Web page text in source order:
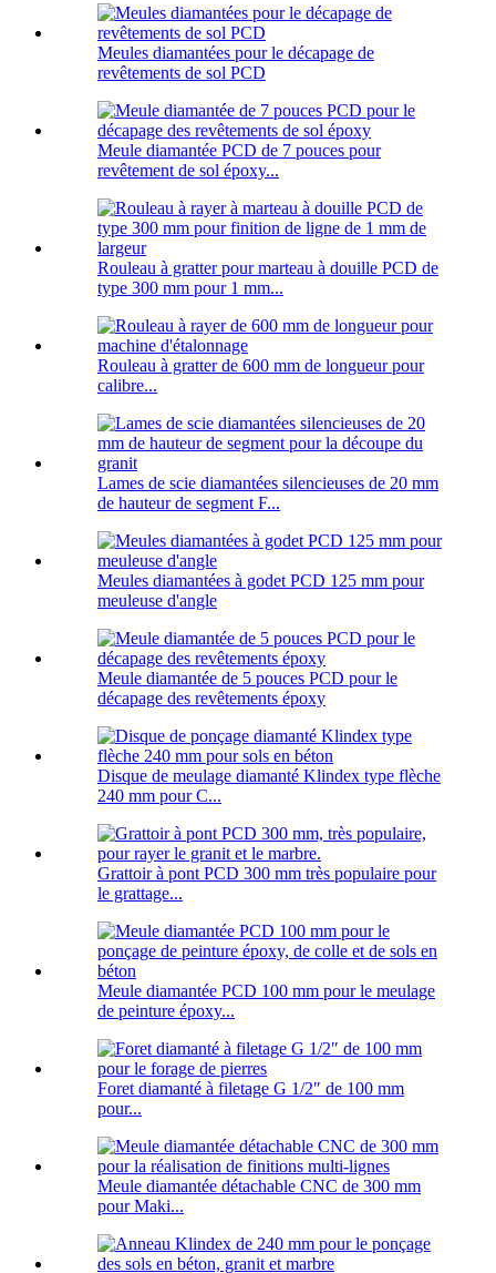
Meules diamantées pour le décapage de
revêtements de sol PCD
Meule diamantée PCD de 7 pouces pour
revêtement de sol époxy...
Rouleau à gratter pour marteau à douille PCD de
type 300 mm pour 1 mm...
Rouleau à gratter de 600 mm de longueur pour
calibre...
Lames de scie diamantées silencieuses de 20 mm
de hauteur de segment F...
Meules diamantées à godet PCD 125 mm pour
meuleuse d'angle
Meule diamantée de 5 pouces PCD pour le
décapage des revêtements époxy
Disque de meulage diamanté Klindex type flèche
240 mm pour C...
Grattoir à pont PCD 300 mm très populaire pour
le grattage...
Meule diamantée PCD 100 mm pour le meulage
de peinture époxy...
Foret diamanté à filetage G 1/2″ de 100 mm
pour...
Meule diamantée détachable CNC de 300 mm
pour Maki...